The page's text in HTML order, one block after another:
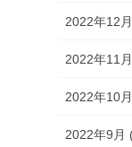
2022年12
2022年11
2022年10
2022年9月